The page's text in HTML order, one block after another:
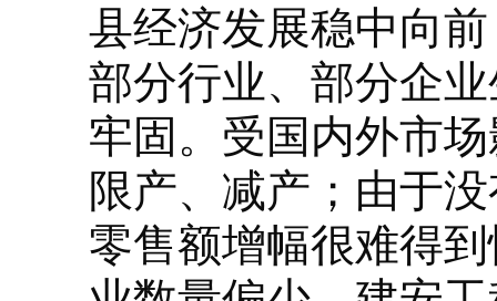
县经济发展稳中向
部分行业、部分企
牢固。受国内外市
限产、减产；由于
零售额增幅很难得